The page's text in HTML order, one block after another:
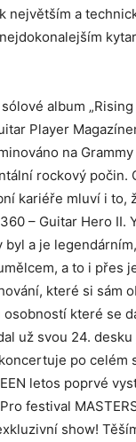
největším a
album „Rising
Player
na
rockový počin.
kariéře mluví i to,
– Guitar Hero II.
byl a je
a to i přes
které si sám
které se
už svou 24. desku
po celém
letos poprvé
festival
show!